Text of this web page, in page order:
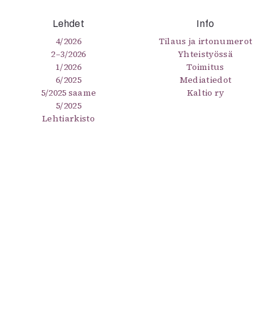
Lehdet
4/2026
2–3/2026
1/2026
6/2025
5/2025 saame
5/2025
Lehtiarkisto
Info
Tilaus ja irtonumerot
Yhteistyössä
Toimitus
Mediatiedot
Kaltio ry